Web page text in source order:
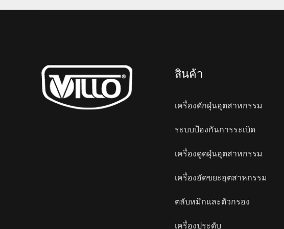
สินค้า
เครื่องดักฝุ่นอุตสาหกรรม
ระบบป้องกันการระเบิด
เครื่องดูดฝุ่นอุตสาหกรรม
เครื่องอัดขยะอุตสาหกรรม
ตลับหมึกและตัวกรอง
เครื่องประดับ